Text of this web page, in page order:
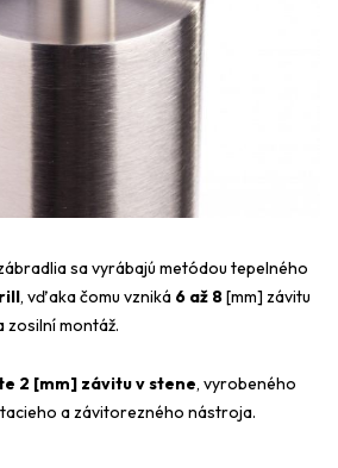
sa vyrábajú metódou tepelného
, vďaka čomu vzniká 6 až 8[mm] závitu
zosilní montáž.
2 [mm] závitu v stene, vyrobeného
a závitorezného nástroja.